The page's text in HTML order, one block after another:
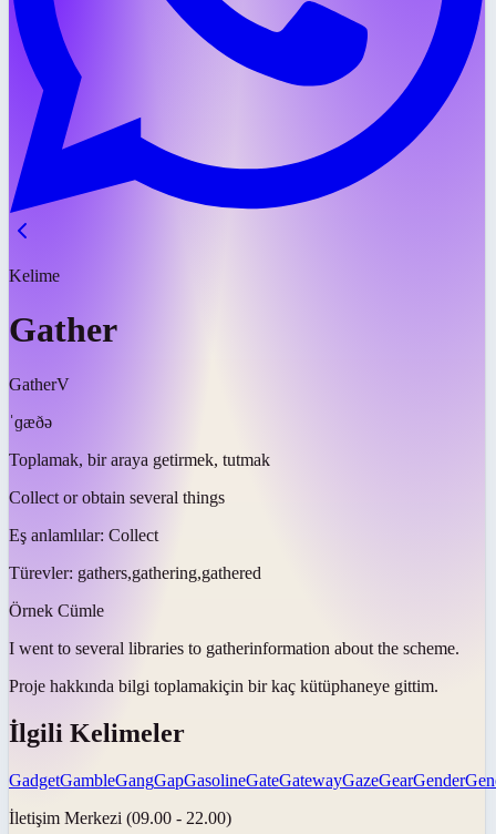
Kelime
Gather
GatherV
ˈɡæðə
Toplamak, bir araya getirmek, tutmak
Collect or obtain several things
Eş anlamlılar: Collect
Türevler: gathers,gathering,gathered
Örnek Cümle
I went to several libraries to gatherinformation about the scheme.
Proje hakkında bilgi toplamakiçin bir kaç kütüphaneye gittim.
İlgili Kelimeler
GadgetGambleGangGapGasolineGateGatewayGazeGearGender
İletişim Merkezi (09.00 - 22.00)